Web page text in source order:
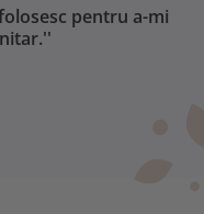
pentru a-mi